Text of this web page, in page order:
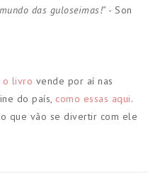
das guloseimas!" - Son
o livro vende por aí nas
do país, como essas aqui.
que vão se divertir com ele